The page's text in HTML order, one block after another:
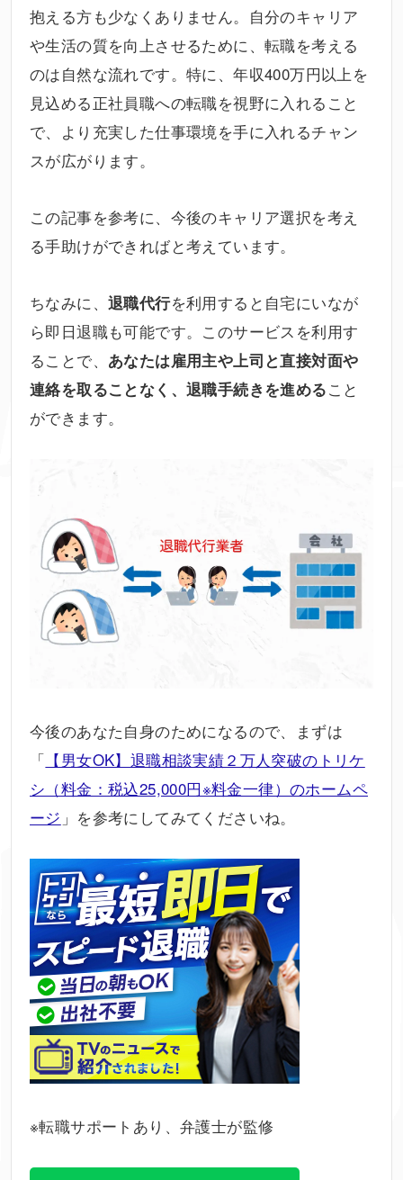
抱える方も少なくありません。自分のキャリア
や生活の質を向上させるために、転職を考える
のは自然な流れです。特に、年収400万円以上を
見込める正社員職への転職を視野に入れること
で、より充実した仕事環境を手に入れるチャン
スが広がります。
この記事を参考に、今後のキャリア選択を考え
る手助けができればと考えています。
ちなみに、 退職代行を利用すると自宅にいなが
ら即日退職も可能です。このサービスを利用す
ることで、 あなたは雇用主や上司と直接対面や
連絡を取ることなく、退職手続きを進めること
ができます。
今後のあなた自身のためになるので、まずは
「 【男女OK】退職相談実績２万人突破のトリケ
シ（料金：税込25,000円※料金一律）のホームペ
ージ 」を参考にしてみてくださいね。
※転職サポートあり、弁護士が監修